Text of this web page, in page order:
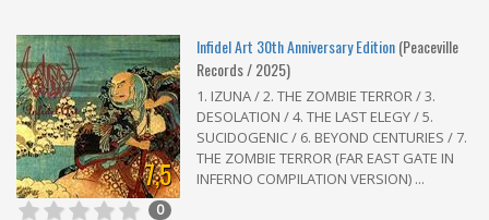
7,5
Infidel Art 30th Anniversary Edition(Peaceville
Records / 2025)
1. IZUNA / 2. THE ZOMBIE TERROR / 3.
DESOLATION / 4. THE LAST ELEGY / 5.
SUCIDOGENIC / 6. BEYOND CENTURIES / 7.
THE ZOMBIE TERROR (FAR EAST GATE IN
INFERNO COMPILATION VERSION) ...
0